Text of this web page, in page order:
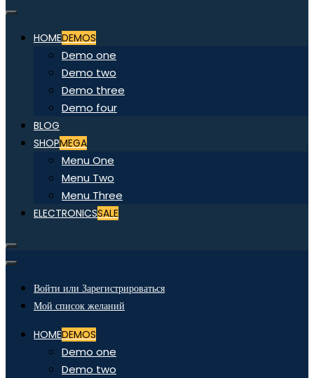
HOMEDEMOS
Demo one
Demo two
Demo three
Demo four
BLOG
SHOPMEGA
Menu One
Menu Two
Menu Three
ELECTRONICSSALE
Войти или Зарегистрироваться
Мой список желаний
HOMEDEMOS
Demo one
Demo two